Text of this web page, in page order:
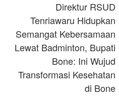
Direktur RSUD
Tenriawaru Hidupkan
Semangat Kebersamaan
Lewat Badminton, Bupati
Bone: Ini Wujud
Transformasi Kesehatan
di Bone